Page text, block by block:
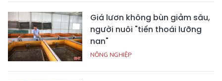
Giá lươn không bùn giảm sâu,
người nuôi "tiến thoái lưỡng
nan"
NÔNG NGHIỆP